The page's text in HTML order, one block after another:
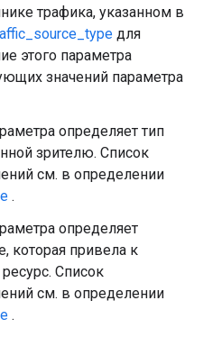
трафика, указанном в
для
этого параметра
значений параметра
определяет тип
зрителю. Список
см. в определении
.
определяет
которая привела к
Список
см. в определении
.